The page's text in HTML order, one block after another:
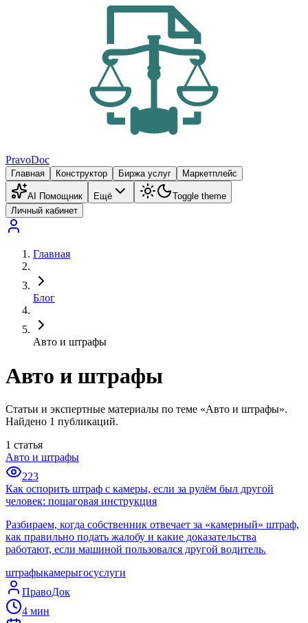
PravoDoc
Главная Конструктор Биржа услуг Маркетплейс
AI Помощник Ещё
Toggle theme
Личный кабинет
Главная
Блог
Авто и штрафы
Авто и штрафы
Статьи и экспертные материалы по теме «Авто и штрафы».
Найдено 1 публикаций.
1 статья
Авто и штрафы
223
Как оспорить штраф с камеры, если за рулём был другой
человек: пошаговая инструкция
Разбираем, когда собственник отвечает за «камерный» штраф,
как правильно подать жалобу и какие доказательства
работают, если машиной пользовался другой водитель.
штрафыкамерыгосуслуги
ПравоДок
4 мин